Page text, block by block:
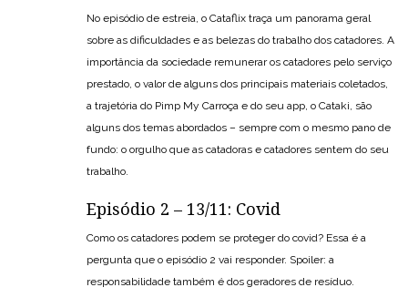
No episódio de estreia, o Cataflix traça um panorama geral
sobre as dificuldades e as belezas do trabalho dos catadores. A
importância da sociedade remunerar os catadores pelo serviço
prestado, o valor de alguns dos principais materiais coletados,
a trajetória do Pimp My Carroça e do seu app, o Cataki, são
alguns dos temas abordados – sempre com o mesmo pano de
fundo: o orgulho que as catadoras e catadores sentem do seu
trabalho.
Episódio 2 – 13/11: Covid
Como os catadores podem se proteger do covid? Essa é a
pergunta que o episódio 2 vai responder. Spoiler: a
responsabilidade também é dos geradores de resíduo.